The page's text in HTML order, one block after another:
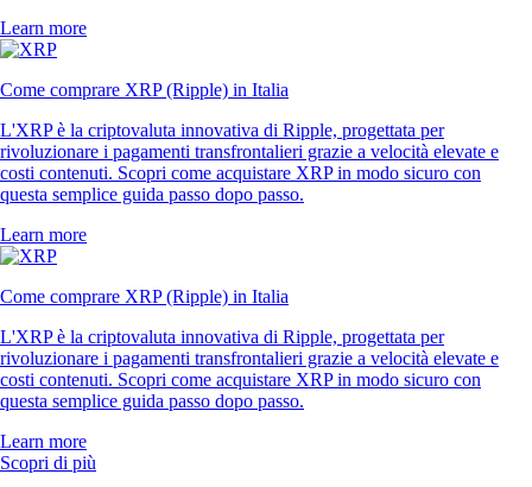
Learn more
Come comprare XRP (Ripple) in Italia
L'XRP è la criptovaluta innovativa di Ripple, progettata per
rivoluzionare i pagamenti transfrontalieri grazie a velocità elevate e
costi contenuti. Scopri come acquistare XRP in modo sicuro con
questa semplice guida passo dopo passo.
Learn more
Come comprare XRP (Ripple) in Italia
L'XRP è la criptovaluta innovativa di Ripple, progettata per
rivoluzionare i pagamenti transfrontalieri grazie a velocità elevate e
costi contenuti. Scopri come acquistare XRP in modo sicuro con
questa semplice guida passo dopo passo.
Learn more
Scopri di più